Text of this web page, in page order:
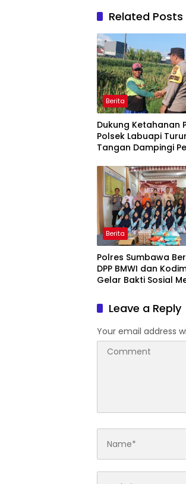
Related Posts
Berita
Dukung Ketahanan
Polsek Labuapi
Tangan Dampingi
Berita
Polres Sumbawa
DPP BMWI dan
Gelar Bakti Sosial
Hidayatullah
Leave a Reply
Your email address